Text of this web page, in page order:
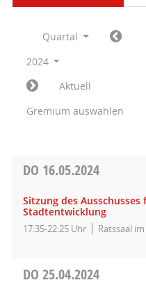
Quartal
2024
Aktuell
Gremium auswählen
DO 16.05.2024
Sitzung des
Stadtentwicklung
17:35-22:25 Uhr Ratssaal
DO 25.04.2024